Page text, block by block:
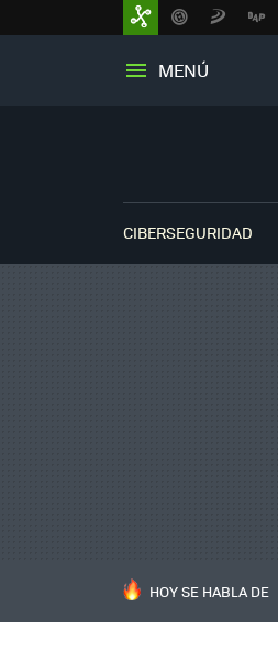
MENÚ
CIBERSEGURIDAD
HOY SE HABLA DE